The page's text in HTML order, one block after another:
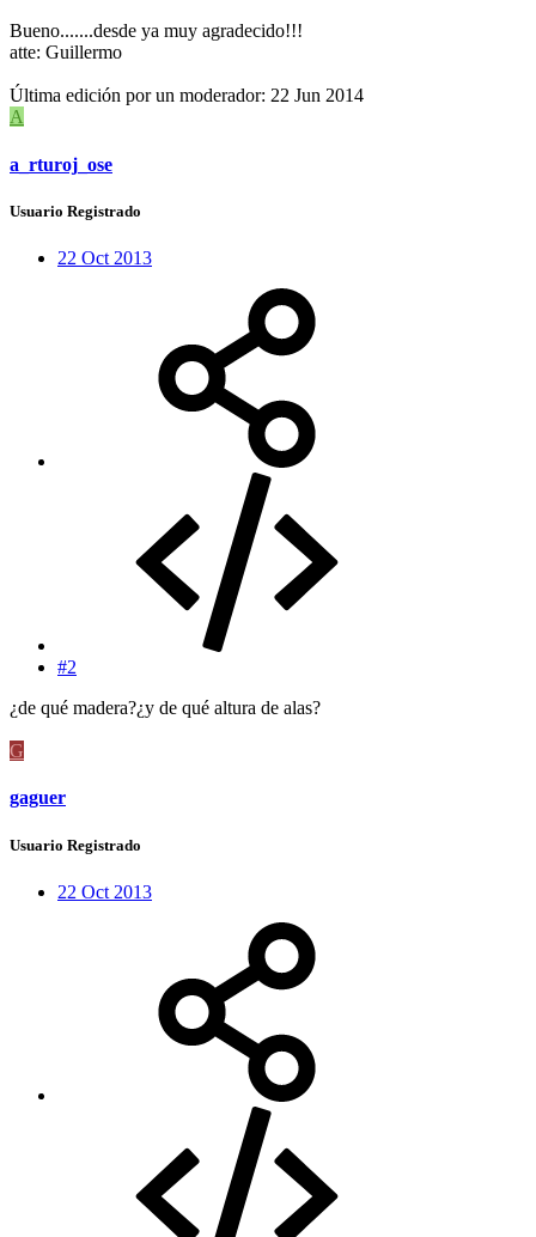
Bueno.......desde ya muy agradecido!!!
atte: Guillermo
Última edición por un moderador: 22 Jun 2014
A
a_rturoj_ose
Usuario Registrado
22 Oct 2013
#2
¿de qué madera?¿y de qué altura de alas?
G
gaguer
Usuario Registrado
22 Oct 2013